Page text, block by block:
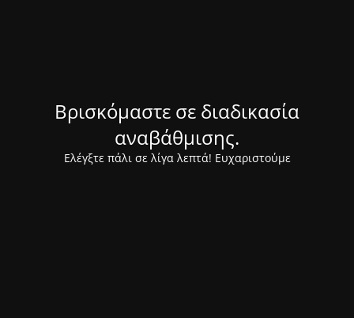
Βρισκόμαστε σε διαδικασία
αναβάθμισης.
Ελέγξτε πάλι σε λίγα λεπτά! Ευχαριστούμε